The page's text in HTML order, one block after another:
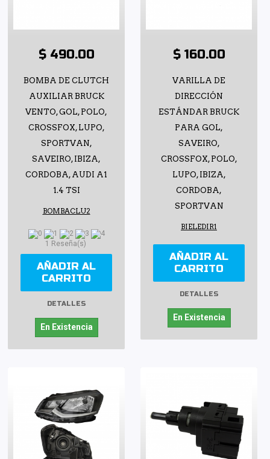
$ 490.00
BOMBA DE CLUTCH
AUXILIAR BRUCK
VENTO, GOL, POLO,
CROSSFOX, LUPO,
SPORTVAN,
SAVEIRO, IBIZA,
CORDOBA, AUDI A1
1.4 TSI
BOMBACLU2
1 Reseña(s)
AÑADIR AL
CARRITO
DETALLES
En Existencia
$ 160.00
VARILLA DE
DIRECCIÓN
ESTÁNDAR BRUCK
PARA GOL,
SAVEIRO,
CROSSFOX, POLO,
LUPO, IBIZA,
CORDOBA,
SPORTVAN
BIELEDIR1
AÑADIR AL
CARRITO
DETALLES
En Existencia